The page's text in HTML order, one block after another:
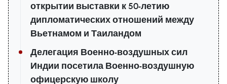
открытии выставки к 50-летию
дипломатических отношений между
Вьетнамом и Таиландом
Делегация Военно-воздушных сил
Индии посетила Военно-воздушную
офицерскую школу